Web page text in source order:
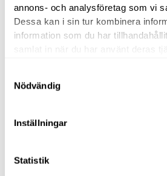
annons- och analysföretag som vi
Dessa kan i sin tur kombinera
information som du har
samlat in när du har använt deras
Nödvändig
Inställningar
Statistik
Värmepumpar kommer i
alla värmepumpar tar vara på
Beroende på om